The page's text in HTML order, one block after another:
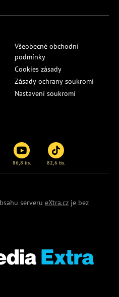
Všeobecné obchodní
podmínky
Cookies zásady
Zásady ochrany soukromí
Nastavení soukromí
86,8 tis. 82,6 tis.
serveru eXtra.cz je bez